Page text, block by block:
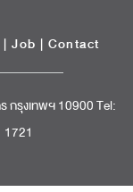
|Job | Contact
กรุงเทพฯ 10900 Tel: